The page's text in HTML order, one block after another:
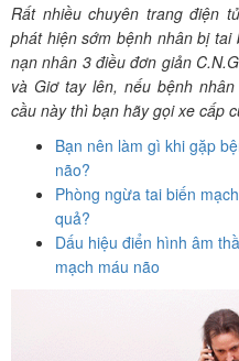
Rất nhiều chuyên trang điện
phát hiện sớm bệnh nhân bị
nạn nhân 3 điều đơn giản
và Giơ tay lên, nếu bệnh
cầu này thì bạn hãy gọi xe cấp
Bạn nên làm gì khi gặp
não?
Phòng ngừa tai biến
quả?
Dấu hiệu điển hình âm
mạch máu não